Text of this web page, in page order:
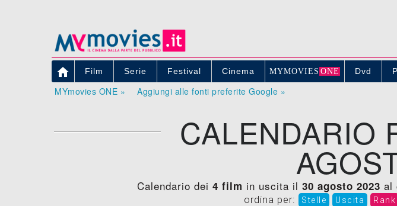
 Film Serie Festival Cinema MYMOVIE S ONE Dvd
MYmovies ONE » Aggiungi alle fonti preferite Google »
CALENDARIO
Calendario dei 4 film in uscita il 30 agosto 2023 al
ordina per: Stelle Uscita Rank